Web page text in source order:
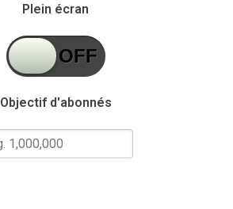
Plein écran
Objectif d'abonnés